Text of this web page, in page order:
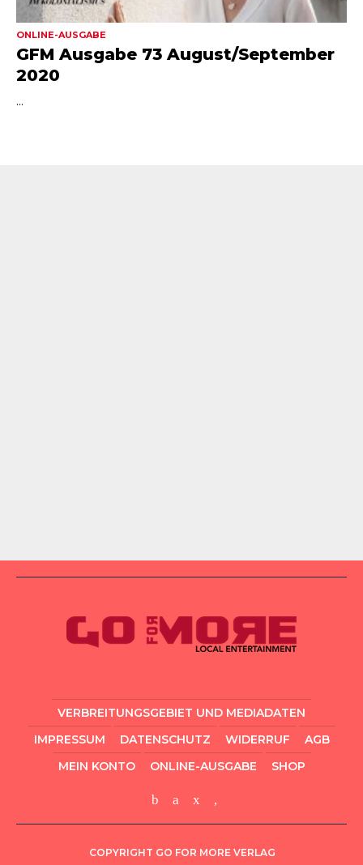
ONLINE-AUSGABE
GFM Ausgabe 73 August/September
2020
...
VERBREITUNGSGEBIET UND MEDIADATEN
IMPRESSUM
DATENSCHUTZ WIDERRUF
AGB
MEIN KONTO
ONLINE-AUSGABE SHOP
COPYRIGHT GO FOR MORE VERLAG